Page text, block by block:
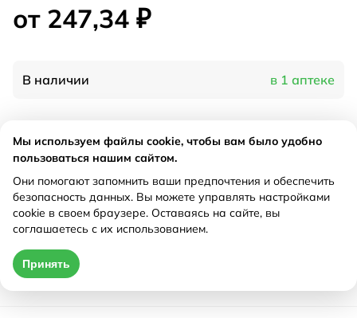
от 247,34 ₽
В наличии в 1 аптеке
Характеристики
Рецепт
Не требуется
от 247,34 ₽
Мы используем файлы cookie, чтобы вам было удобно
пользоваться нашим сайтом.
Они помогают запомнить ваши предпочтения и обеспечить
безопасность данных. Вы можете управлять настройками
cookie в своем браузере. Оставаясь на сайте, вы
соглашаетесь с их использованием.
Принять